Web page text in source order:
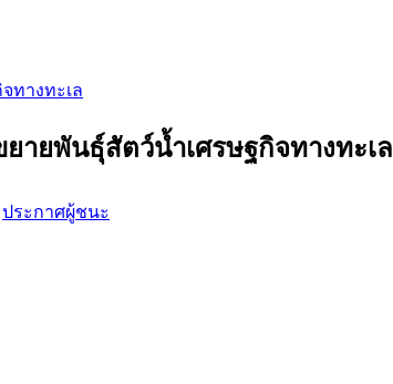
ทางทะเล
ายพันธุ์สัตว์น้ำเศรษฐกิจทางทะเล
ประกาศผู้ชนะ